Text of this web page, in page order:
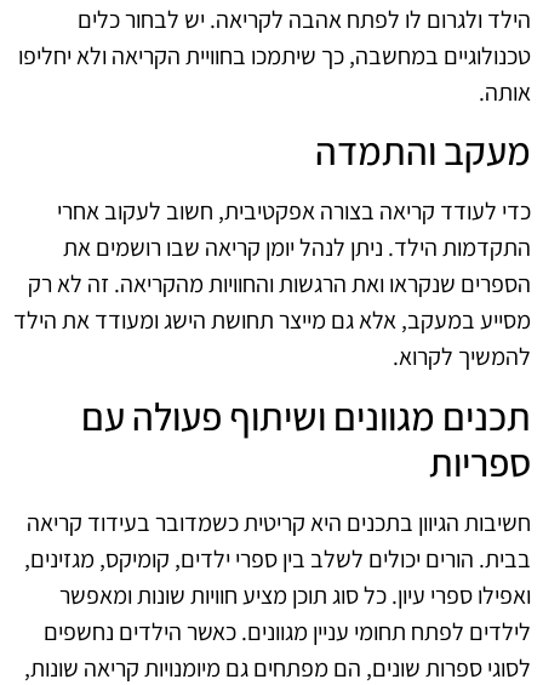
הילד ולגרום לו לפתח אהבה לקריאה. יש לבחור כלים
טכנולוגיים במחשבה, כך שיתמכו בחוויית הקריאה ולא יחליפו
אותה.
מעקב והתמדה
כדי לעודד קריאה בצורה אפקטיבית, חשוב לעקוב אחרי
התקדמות הילד. ניתן לנהל יומן קריאה שבו רושמים את
הספרים שנקראו ואת הרגשות והחוויות מהקריאה. זה לא רק
מסייע במעקב, אלא גם מייצר תחושת הישג ומעודד את הילד
להמשיך לקרוא.
תכנים מגוונים ושיתוף פעולה עם
ספריות
חשיבות הגיוון בתכנים היא קריטית כשמדובר בעידוד קריאה
בבית. הורים יכולים לשלב בין ספרי ילדים, קומיקס, מגזינים,
ואפילו ספרי עיון. כל סוג תוכן מציע חוויות שונות ומאפשר
לילדים לפתח תחומי עניין מגוונים. כאשר הילדים נחשפים
לסוגי ספרות שונים, הם מפתחים גם מיומנויות קריאה שונות,